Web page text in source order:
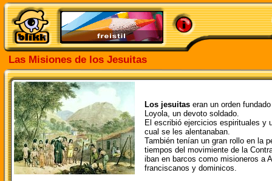
Las Misiones de los Jesuitas
Los jesuitas eran un orden
Loyola, un devoto soldado.
El escribió ejercicios espirituales y
cual se les alentanaban.
También tenían un gran rollo en la
tiempos del movimiente de la
iban en barcos como misioneros a
franciscanos y dominicos.